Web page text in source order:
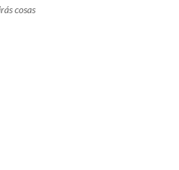
cosas